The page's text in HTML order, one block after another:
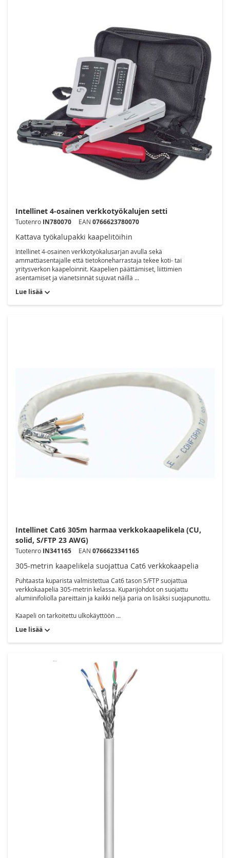
Intellinet 4-osainen verkkotyökalujen setti
Tuotenro IN780070 EAN 0766623780070
Kattava työkalupakki kaapelitöihin
Intellinet 4-osainen verkkotyökalusarjan avulla sekä
ammattiasentajalle että tietokoneharrastaja tekee koti- tai
yritysverkon kaapeloinnit. Kaapelien päättämiset, liittimien
asentamiset ja vianetsinnät sujuvat näillä ...
Lue lisää
Intellinet Cat6 305m harmaa verkkokaapelikela (CU,
solid, S/FTP 23 AWG)
Tuotenro IN341165 EAN 0766623341165
305-metrin kaapelikela suojattua Cat6 verkkokaapelia
Puhtaasta kuparista valmistettua Cat6 tason S/FTP suojattua
verkkokaapelia 305-metrin kelassa. Kuparijohdot on suojattu
alumiinifoliolla pareittain ja kaikki neljä paria on lisäksi suojapunottu.
Kaapeli on tarkoitettu ulkokäyttöön ...
Lue lisää